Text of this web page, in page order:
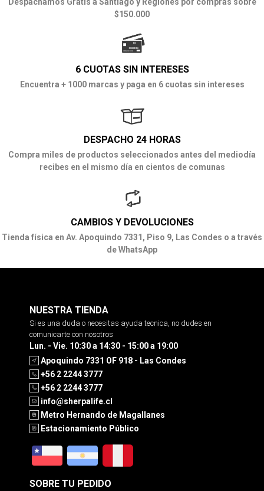
$150.000
6 CUOTAS SIN INTERESES
Encuentra + 1000 marcas y paga en 6 cuotas sin intereses
DESPACHO 24 HORAS
Compra miles de productos seleccionados antes del mediodía
recibes en el mismo día en cientos de comunas
CAMBIOS Y DEVOLUCIONES
Tienda física en Av. Apoquindo 7331, Piso 9, Las Condes o a través
de WhatsApp
NUESTRA TIENDA
Si es una duda o necesitas ayuda tecnica, no dudes en
comunicarte con nosotros
Lun. - Vie. 10:30 a 14:30 - 15:00 a 19:00
Apoquindo 7331 OF 918 - Las Condes
+56 2 2244 3777
+56 2 2244 3777
info@sherpalife.cl
Metro Hernando de Magallanes
Estacionamiento Público
SOBRE TU PEDIDO